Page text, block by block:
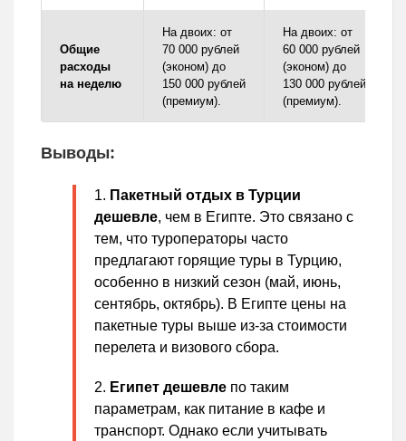
Общие
расходы
на неделю
На двоих: от
70 000 рублей
(эконом) до
150 000 рублей
(премиум).
На двоих: от
60 000 рублей
(эконом) до
130 000 рублей
(премиум).
Выводы:
Пакетный отдых в Турции
дешевле, чем в Египте. Это связано с
тем, что туроператоры часто
предлагают горящие туры в Турцию,
особенно в низкий сезон (май, июнь,
сентябрь, октябрь). В Египте цены на
пакетные туры выше из-за стоимости
перелета и визового сбора.
Египет дешевле по таким
параметрам, как питание в кафе и
транспорт. Однако если учитывать